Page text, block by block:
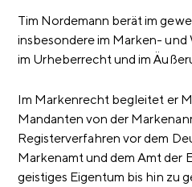
Tim Nordemann berät im
insbesondere im Marken-
im Urheberrecht und im
Im Markenrecht begleitet er
Mandanten von der
Registerverfahren vor dem
Markenamt und dem Amt der
geistiges Eigentum bis hin zu